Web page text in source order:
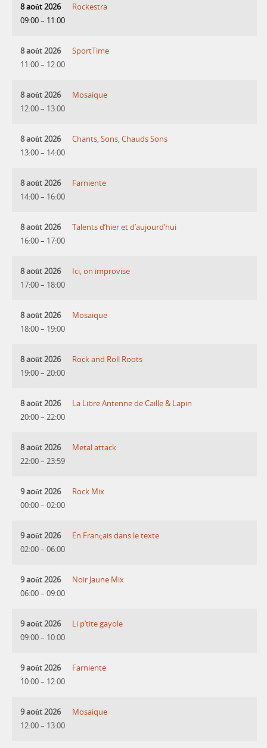
8 août 2026
09:00– 11:00
Rockestra
8 août 2026
11:00– 12:00
SportTime
8 août 2026
12:00– 13:00
Mosaique
8 août 2026
13:00– 14:00
Chants, Sons, Chauds Sons
8 août 2026
14:00– 16:00
Farniente
8 août 2026
16:00– 17:00
Talents d’hier et d’aujourd’hui
8 août 2026
17:00– 18:00
Ici, on improvise
8 août 2026
18:00– 19:00
Mosaique
8 août 2026
19:00– 20:00
Rock and Roll Roots
8 août 2026
20:00– 22:00
La Libre Antenne de Caille & Lapin
8 août 2026
22:00– 23:59
Metal attack
9 août 2026
00:00– 02:00
Rock Mix
9 août 2026
02:00– 06:00
En Français dans le texte
9 août 2026
06:00– 09:00
Noir Jaune Mix
9 août 2026
09:00– 10:00
Li p’tite gayole
9 août 2026
10:00– 12:00
Farniente
9 août 2026
12:00– 13:00
Mosaique